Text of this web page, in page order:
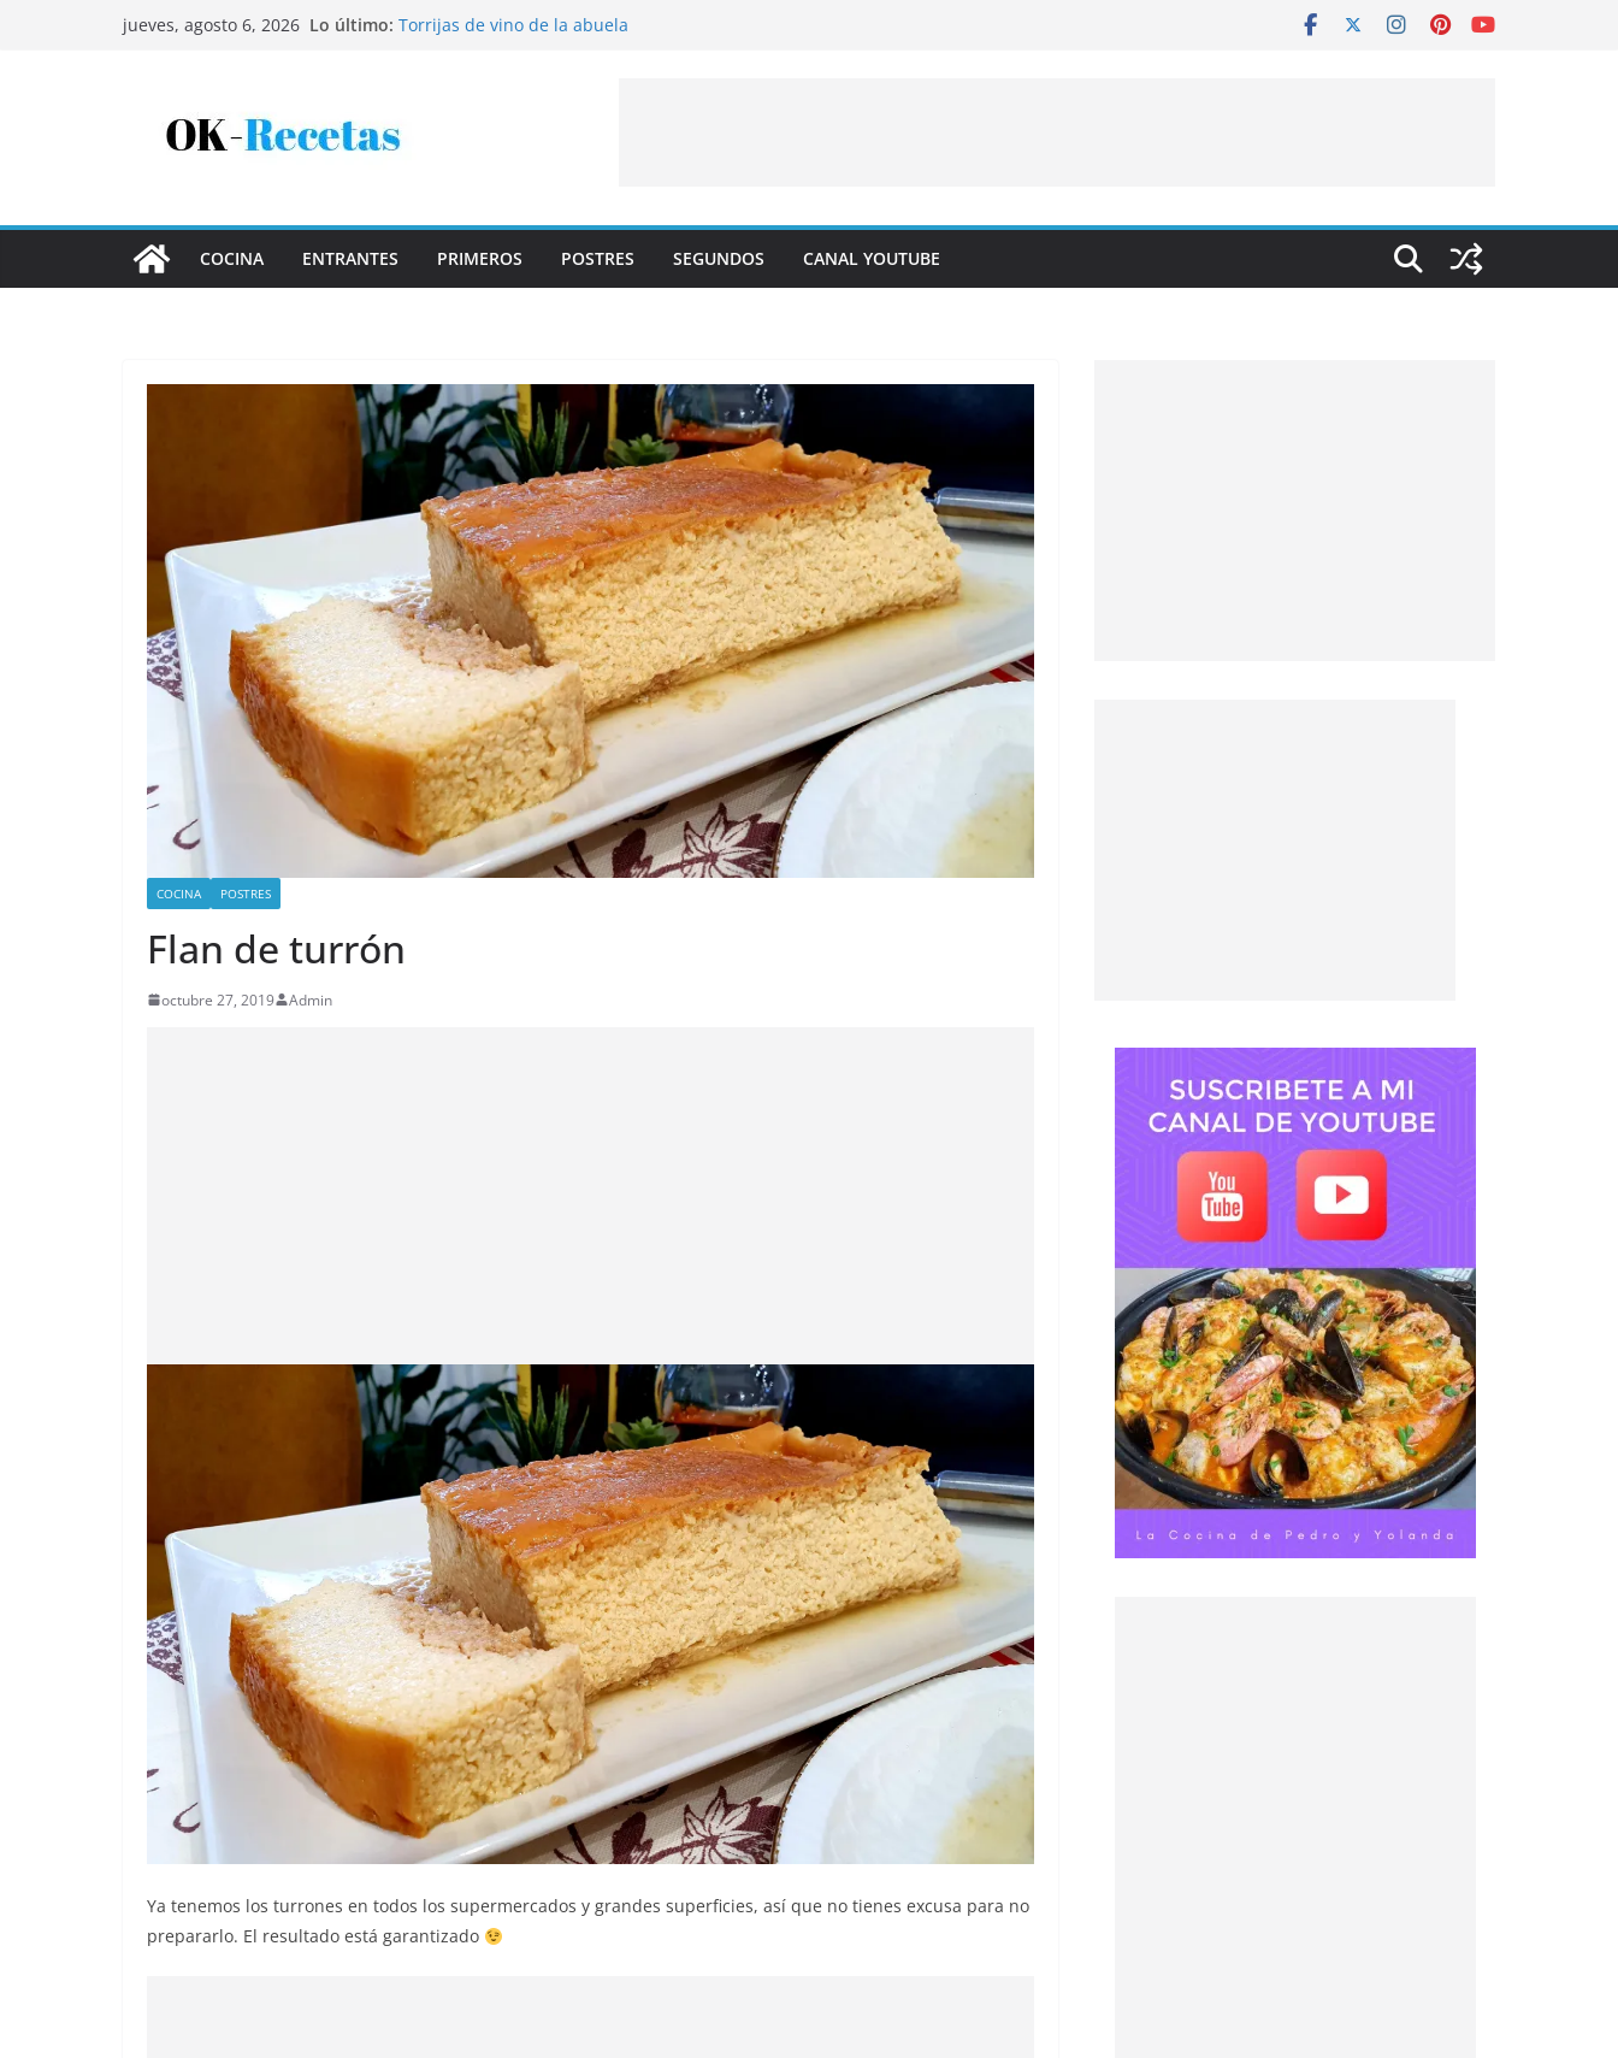
jueves, agosto 6, 2026 Lo último: Torrijas de vino de la abuela
COCINA ENTRANTES PRIMEROS POSTRES SEGUNDOS CANAL YOUTUBE
COCINA POSTRES
Flan de turrón
octubre 27, 2019 Admin
Ya tenemos los turrones en todos los supermercados y grandes superficies, así que no tienes excusa para no
prepararlo. El resultado está garantizado